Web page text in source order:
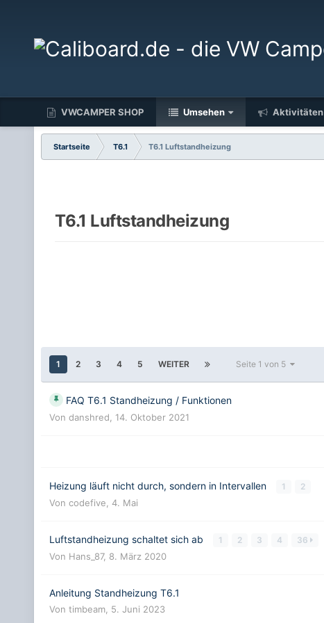
VWCAMPER SHOP Umsehen Aktivitäten
Startseite T6.1 T6.1 Luftstandheizung
T6.1 Luftstandheizung
1 2 3 4 5 WEITER Seite 1 von 5
FAQ T6.1 Standheizung / Funktionen
Von danshred, 14. Oktober 2021
Heizung läuft nicht durch, sondern in Intervallen 1 2
Von codefive 4. Mai
Luftstandheizung schaltet sich ab 1 2 3 4 36
Von Hans_87, 8. März 2020
Anleitung Standheizung T6.1
Von timbeam, 5. Juni 2023